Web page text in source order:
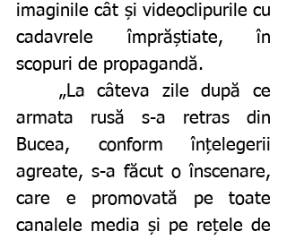
imaginile cât și videoclipurile cu
cadavrele împrăștiate, în
scopuri de propagandă.
armata rusă s-a retras din
Bucea, conform înțelegerii
agreate, s-a făcut o înscenare,
care e promovată pe toate
canalele media și pe rețele de